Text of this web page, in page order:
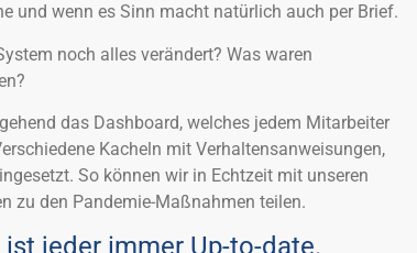
und wenn es Sinn macht natürlich auch per Brief.
noch alles verändert? Was waren
das Dashboard, welches jedem Mitarbeiter
Kacheln mit Verhaltensanweisungen,
So können wir in Echtzeit mit unseren
zu den Pandemie-Maßnahmen teilen.
jeder immer Up-to-date.